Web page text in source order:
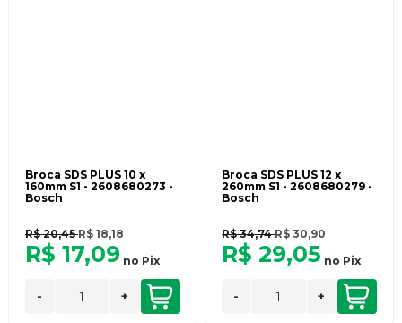
Broca SDS PLUS 10 x
160mm S1 - 2608680273 -
Bosch
R$ 20,45R$ 18,18
R$ 17,09 no Pix
- +
Broca SDS PLUS 12 x
260mm S1 - 2608680279 -
Bosch
R$ 34,74R$ 30,90
R$ 29,05 no Pix
- +